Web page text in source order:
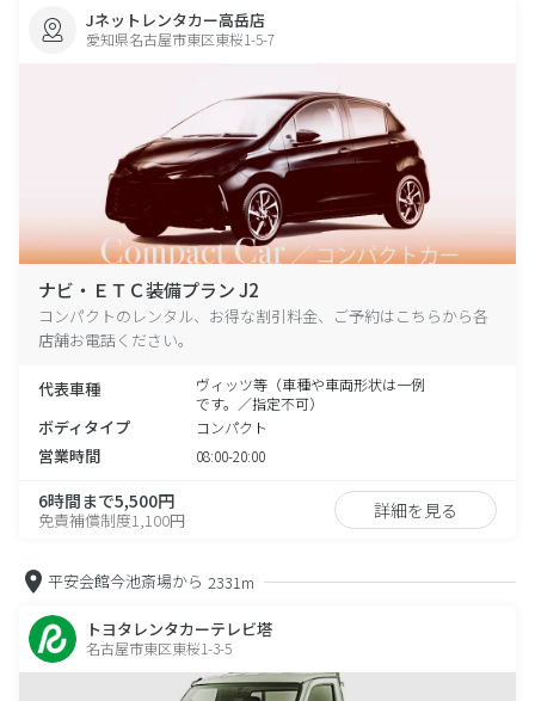
Jネットレンタカー高岳店
愛知県名古屋市東区東桜1-5-7
ナビ・ＥＴＣ装備プラン J2
コンパクトのレンタル、お得な割引料金、ご予約はこちらから各
店舗お電話ください。
代表車種
ヴィッツ等（車種や車両形状は一例
です。／指定不可）
ボディタイプ コンパクト
営業時間 08:00-20:00
6時間まで5,500円
免責補償制度1,100円 詳細を見る
平安会館今池斎場から 2331m
トヨタレンタカーテレビ塔
名古屋市東区東桜1-3-5